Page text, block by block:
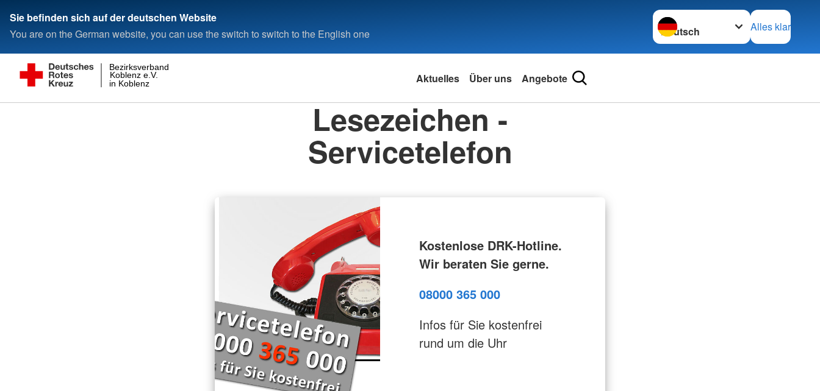
Sie befinden sich auf der deutschen Website
You are on the German website, you can use the switch to switch to the English one
Sprache wechseln zu
Alles klar
in Koblenz
Koblenz e.V.
Bezirksverband
Aktuelles Über uns Angebote
Lesezeichen -
Servicetelefon
Kostenlose DRK-Hotline.
Wir beraten Sie gerne.
08000 365 000
Infos für Sie kostenfrei
rund um die Uhr